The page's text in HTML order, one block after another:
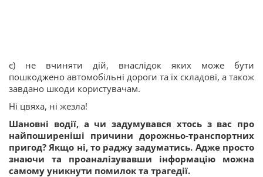
є) не вчиняти дій, внаслідок яких може бути
пошкоджено автомобільні дороги та їх складові, а також
завдано шкоди користувачам.
Ні цвяха, ні жезла!
Шановні водії, а чи задумувався хтось з вас про
найпоширеніші причини дорожньо-транспортних
пригод? Якщо ні, то раджу задуматись. Адже просто
знаючи та проаналізувавши інформацію можна
самому уникнути помилок та трагедії.